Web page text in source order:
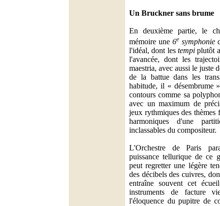
Un Bruckner sans brume
En deuxième partie, le
mémoire une 6e symphonie
l'idéal, dont les tempi plutôt
l'avancée, dont les
maestria, avec aussi le juste
de la battue dans les
habitude, il « désembrume
contours comme sa
avec un maximum de
jeux rythmiques des thèmes
harmoniques d'une
inclassables du compositeur.
L'Orchestre de Paris
puissance tellurique de ce
peut regretter une légère
des décibels des cuivres,
entraîne souvent cet
instruments de facture
l'éloquence du pupitre de